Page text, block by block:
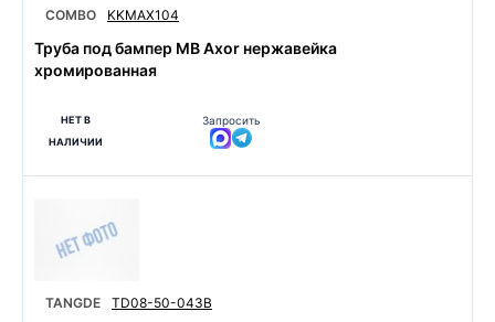
COMBO KKMAX104
Труба под бампер MB Axor нержавейка
хромированная
НЕТ В
НАЛИЧИИ
Запросить
TANGDE TD08-50-043B